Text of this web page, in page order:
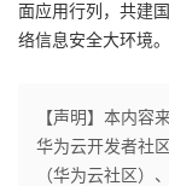
面应用行列，共建
络信息安全大环境。
【声明】本内容
华为云开发者社
（华为云社区）